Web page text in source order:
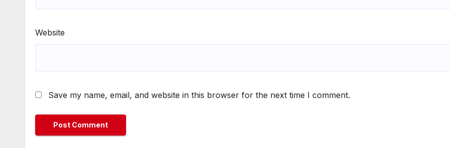
Website
Save my name, email, and website in this browser for the next time I comment.